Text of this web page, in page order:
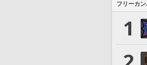
フリーカ
1